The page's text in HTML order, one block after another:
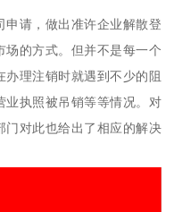
申请，做出准许企业解散登
场的方式。但并不是每一个
理注销时就遇到不少的阻
业执照被吊销等等情况。对
门对此也给出了相应的解决